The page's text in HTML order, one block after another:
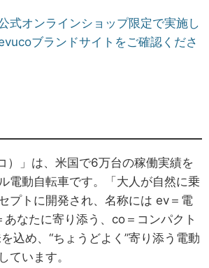
式オンラインショップ限定で実施し
ブランドサイトをご確認くださ
」は、米国で6万台の稼働実績を
電動自転車です。「大人が自然に乗
プトに開発され、名称には ev＝電
なたに寄り添う、co＝コンパクト
込め、“ちょうどよく”寄り添う電動
ています。